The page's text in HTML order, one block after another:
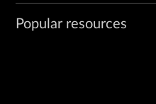
Popular resources